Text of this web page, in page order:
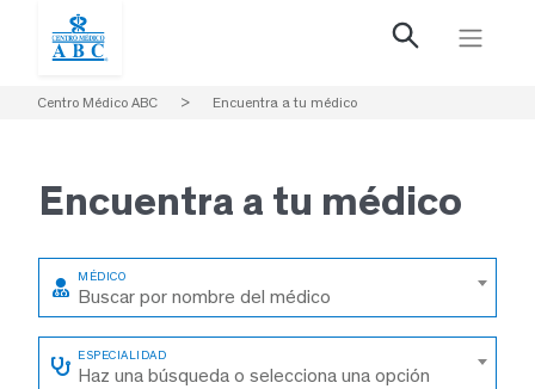
Centro Médico ABC > Encuentra a tu médico
Encuentra a tu médico
Buscar por nombre del médico
Haz una búsqueda o selecciona una opción